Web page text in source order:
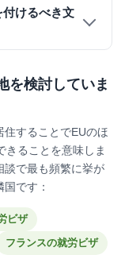
付けるべき文
を検討していま
することでEUのほ
きることを意味しま
談で最も頻繁に挙が
です：
ビザ
フランスの就労ビザ